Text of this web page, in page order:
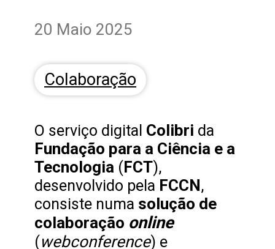
20 Maio 2025
Colaboração
O serviço digital Colibri da
Fundação para a Ciência e a
Tecnologia (FCT),
desenvolvido pela FCCN,
consiste numa solução de
colaboração online
(webconference) e